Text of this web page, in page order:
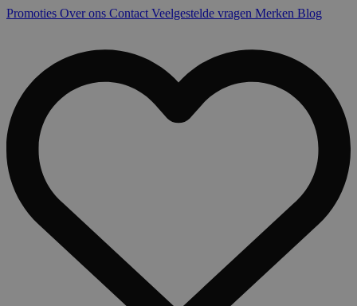
Promoties Over ons Contact Veelgestelde vragen Merken Blog